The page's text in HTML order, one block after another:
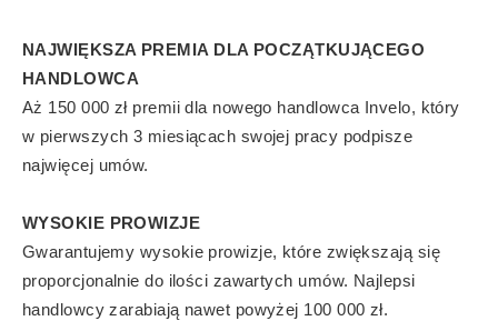
NAJWIĘKSZA PREMIA DLA POCZĄTKUJĄCEGO
HANDLOWCA
Aż 150 000 zł premii dla nowego handlowca Invelo, który
w pierwszych 3 miesiącach swojej pracy podpisze
najwięcej umów.
WYSOKIE PROWIZJE
Gwarantujemy wysokie prowizje, które zwiększają się
proporcjonalnie do ilości zawartych umów. Najlepsi
handlowcy zarabiają nawet powyżej 100 000 zł.